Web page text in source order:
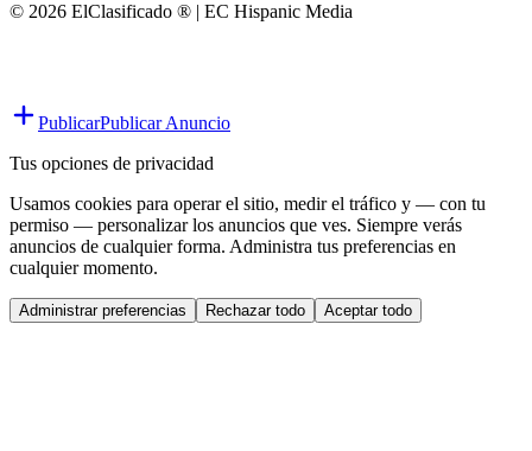
© 2026 ElClasificado ® | EC Hispanic Media
PublicarPublicar Anuncio
Tus opciones de privacidad
Usamos cookies para operar el sitio, medir el tráfico y — con tu
permiso — personalizar los anuncios que ves. Siempre verás
anuncios de cualquier forma. Administra tus preferencias en
cualquier momento.
Administrar preferencias Rechazar todo Aceptar todo